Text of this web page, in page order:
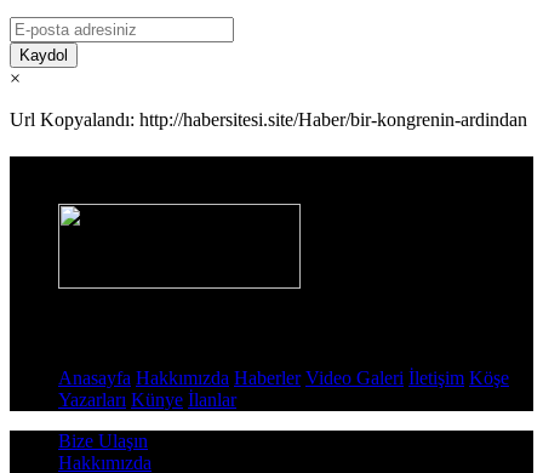
Kaydol
×
Url Kopyalandı: http://habersitesi.site/Haber/bir-kongrenin-ardindan
Anasayfa Hakkımızda Haberler Video Galeri İletişim Köşe
Yazarları Künye İlanlar
Bize Ulaşın
Hakkımızda